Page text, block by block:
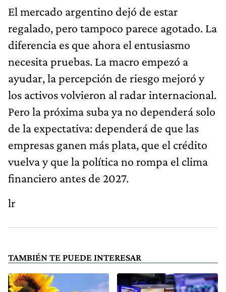
El mercado argentino dejó de estar
regalado, pero tampoco parece agotado. La
diferencia es que ahora el entusiasmo
necesita pruebas. La macro empezó a
ayudar, la percepción de riesgo mejoró y
los activos volvieron al radar internacional.
Pero la próxima suba ya no dependerá solo
de la expectativa: dependerá de que las
empresas ganen más plata, que el crédito
vuelva y que la política no rompa el clima
financiero antes de 2027.
lr
TAMBIÉN TE PUEDE INTERESAR